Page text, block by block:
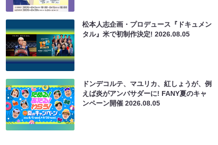
松本人志企画・プロデュース『ドキュメン
タル』米で初制作決定!2026.08.05
ドンデコルテ、マユリカ、紅しょうが、例
えば炎がアンバサダーに! FANY夏のキャ
ンペーン開催2026.08.05